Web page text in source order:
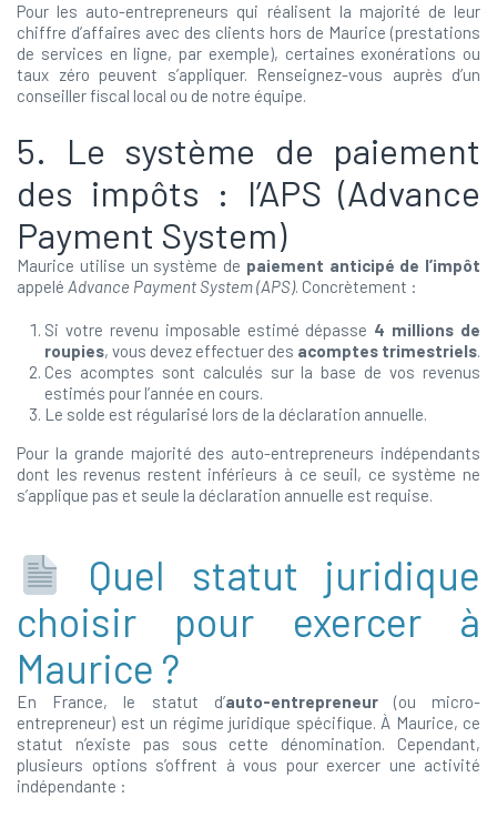
Pour les auto-entrepreneurs qui réalisent la majorité de leur
chiffre d’affaires avec des clients hors de Maurice (prestations
de services en ligne, par exemple), certaines exonérations ou
taux zéro peuvent s’appliquer. Renseignez-vous auprès d’un
conseiller fiscal local ou de notre équipe.
5. Le système de paiement
des impôts : l’APS (Advance
Payment System)
Maurice utilise un système de paiement anticipé de l’impôt
appelé Advance Payment System (APS). Concrètement :
Si votre revenu imposable estimé dépasse 4 millions de
roupies, vous devez effectuer des acomptes trimestriels.
Ces acomptes sont calculés sur la base de vos revenus
estimés pour l’année en cours.
Le solde est régularisé lors de la déclaration annuelle.
Pour la grande majorité des auto-entrepreneurs indépendants
dont les revenus restent inférieurs à ce seuil, ce système ne
s’applique pas et seule la déclaration annuelle est requise.
Quel statut juridique
choisir pour exercer à
Maurice ?
En France, le statut d’auto-entrepreneur(ou micro-
entrepreneur) est un régime juridique spécifique. À Maurice, ce
statut n’existe pas sous cette dénomination. Cependant,
plusieurs options s’offrent à vous pour exercer une activité
indépendante :